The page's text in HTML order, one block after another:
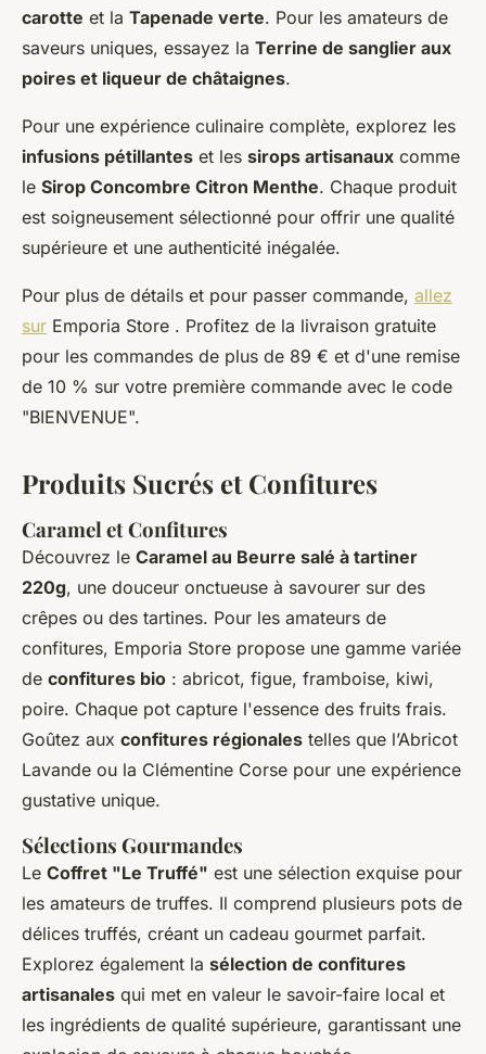
carotte et la Tapenade verte. Pour les amateurs de
saveurs uniques, essayez la Terrine de sanglier aux
poires et liqueur de châtaignes.
Pour une expérience culinaire complète, explorez les
infusions pétillantes et les sirops artisanaux comme
le Sirop Concombre Citron Menthe. Chaque produit
est soigneusement sélectionné pour offrir une qualité
supérieure et une authenticité inégalée.
Pour plus de détails et pour passer commande, allez
sur Emporia Store . Profitez de la livraison gratuite
pour les commandes de plus de 89 € et d'une remise
de 10 % sur votre première commande avec le code
"BIENVENUE".
Produits Sucrés et Confitures
Caramel et Confitures
Découvrez le Caramel au Beurre salé à tartiner
220g, une douceur onctueuse à savourer sur des
crêpes ou des tartines. Pour les amateurs de
confitures, Emporia Store propose une gamme variée
de confitures bio : abricot, figue, framboise, kiwi,
poire. Chaque pot capture l'essence des fruits frais.
Goûtez aux confitures régionales telles que l’Abricot
Lavande ou la Clémentine Corse pour une expérience
gustative unique.
Sélections Gourmandes
Le Coffret "Le Truffé" est une sélection exquise pour
les amateurs de truffes. Il comprend plusieurs pots de
délices truffés, créant un cadeau gourmet parfait.
Explorez également la sélection de confitures
artisanales qui met en valeur le savoir-faire local et
les ingrédients de qualité supérieure, garantissant une